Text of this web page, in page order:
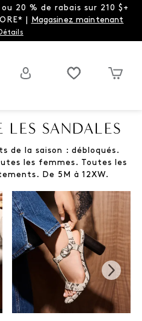
20 % de rabais sur 210 $+
| Magasinez maintenant
SANDALES
de la saison : débloqués.
les femmes. Toutes les
De 5M à 12XW.